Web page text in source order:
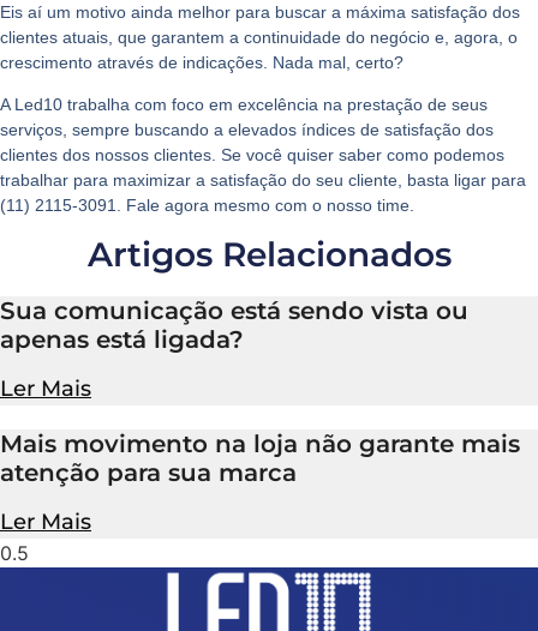
Eis aí um motivo ainda melhor para buscar a máxima satisfação dos
clientes atuais, que garantem a continuidade do negócio e, agora, o
crescimento através de indicações. Nada mal, certo?
A Led10 trabalha com foco em excelência na prestação de seus
serviços, sempre buscando a elevados índices de satisfação dos
clientes dos nossos clientes. Se você quiser saber como podemos
trabalhar para maximizar a satisfação do seu cliente, basta ligar para
(11) 2115-3091. Fale agora mesmo com o nosso time.
Artigos Relacionados
Sua comunicação está sendo vista ou
apenas está ligada?
Ler Mais
Mais movimento na loja não garante mais
atenção para sua marca
Ler Mais